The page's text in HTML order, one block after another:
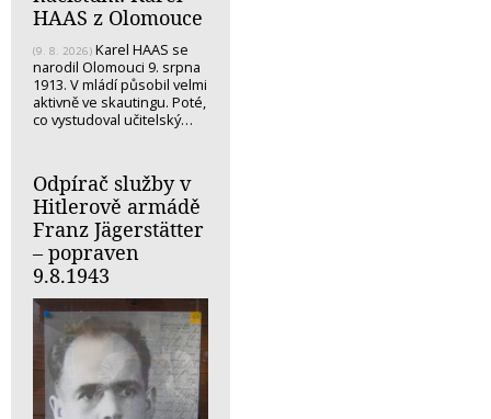
HAAS z Olomouce
(9. 8. 2026) Karel HAAS se
narodil Olomouci 9. srpna
1913. V mládí působil velmi
aktivně ve skautingu. Poté,
co vystudoval učitelský…
Odpírač služby v
Hitlerově armádě
Franz Jägerstätter
– popraven
9.8.1943